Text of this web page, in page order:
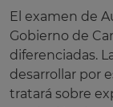
El examen de
Gobierno de
diferenciadas.
desarrollar por
tratará sobre